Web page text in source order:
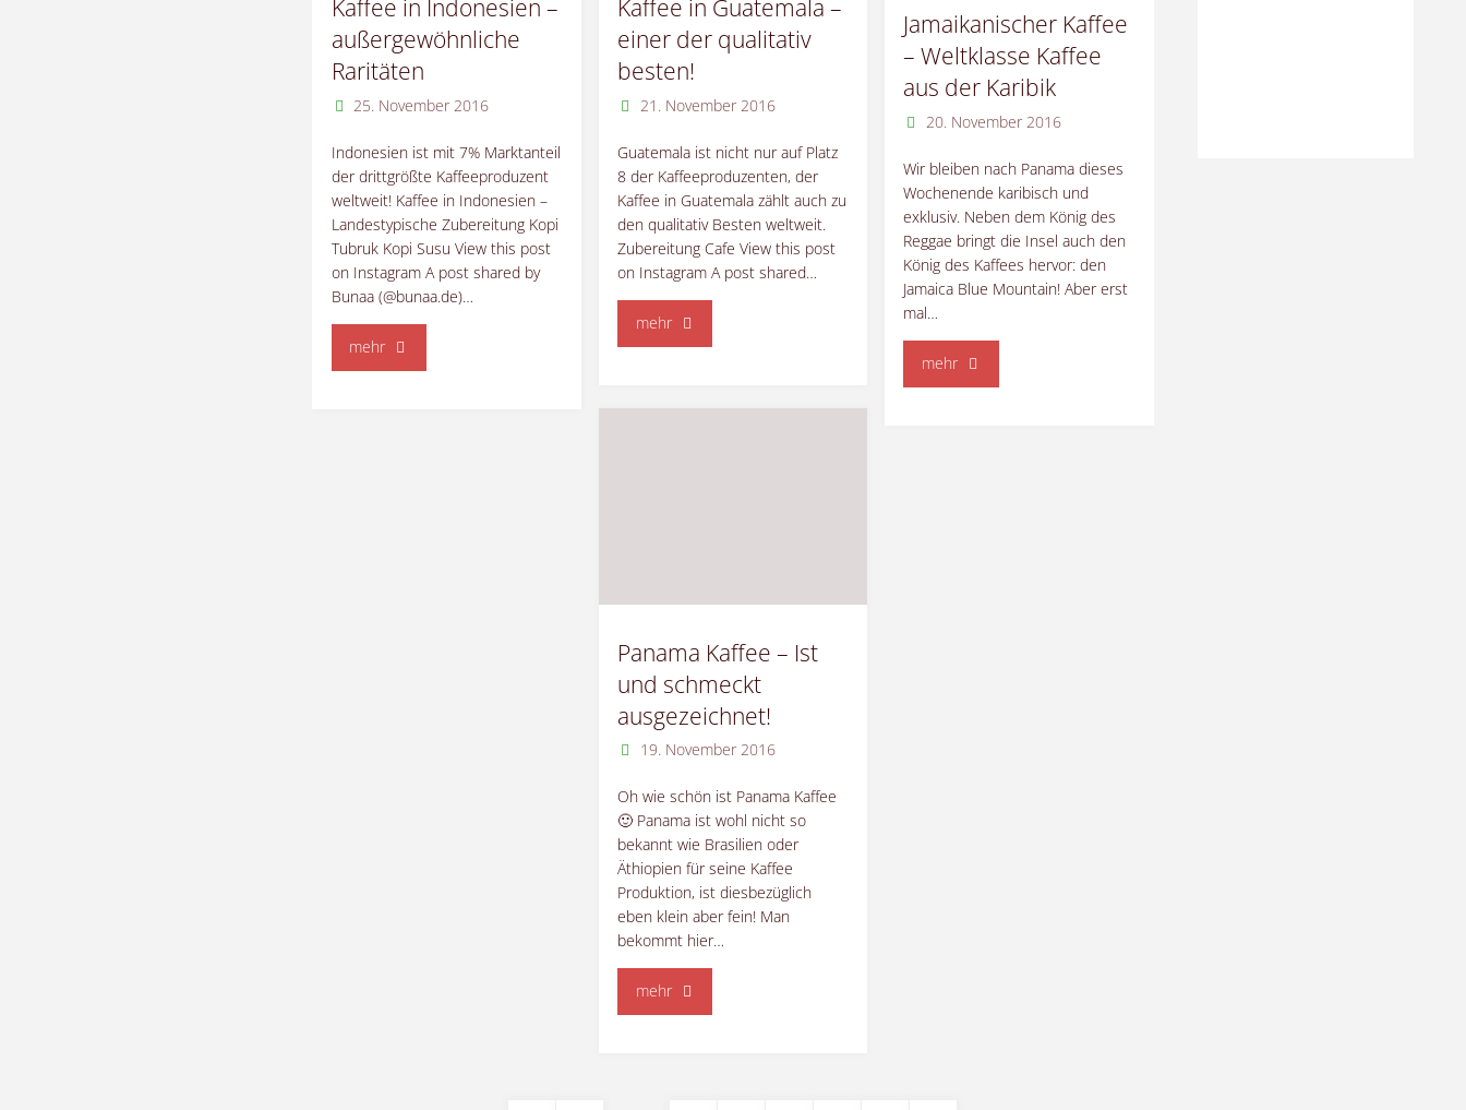
Tasse"
Kaffee in Indonesien –
außergewöhnliche
Raritäten
25. November 2016
Indonesien ist mit 7% Marktanteil
der drittgrößte Kaffeeproduzent
weltweit! Kaffee in Indonesien –
Landestypische Zubereitung Kopi
Tubruk Kopi Susu View this post
on Instagram A post shared by
Bunaa (@bunaa.de)…
mehr"Kaffee
Kaffee in Guatemala –
einer der qualitativ
besten!
21. November 2016
Guatemala ist nicht nur auf Platz
8 der Kaffeeproduzenten, der
Kaffee in Guatemala zählt auch zu
den qualitativ Besten weltweit.
Zubereitung Cafe View this post
on Instagram A post shared…
mehr"Kaffee
Guatemala
besten!"
Jamaikanischer Kaffee
– Weltklasse Kaffee
aus der Karibik
20. November 2016
Wir bleiben nach Panama dieses
Wochenende karibisch und
exklusiv. Neben dem König des
Reggae bringt die Insel auch den
König des Kaffees hervor: den
Jamaica Blue Mountain! Aber erst
mal…
mehr"Jamaikanischer
Panama Kaffee – Ist
und schmeckt
ausgezeichnet!
19. November 2016
Oh wie schön ist Panama Kaffee
🙂 Panama ist wohl nicht so
bekannt wie Brasilien oder
Äthiopien für seine Kaffee
Produktion, ist diesbezüglich
eben klein aber fein! Man
bekommt hier…
mehr"Panama